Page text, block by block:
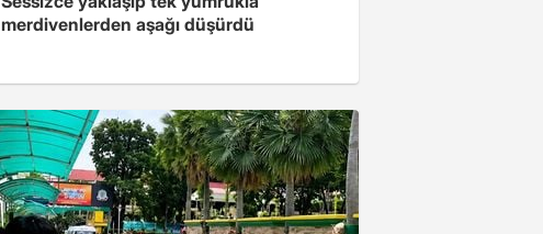
merdivenlerden aşağı düşürdü